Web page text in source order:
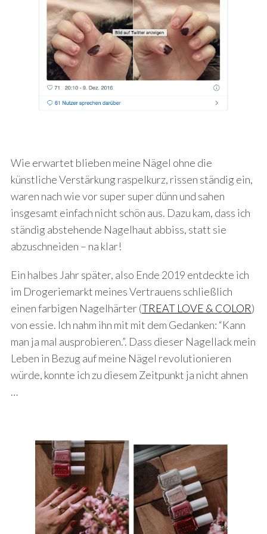
Wie erwartet blieben meine Nägel ohne die
künstliche Verstärkung raspelkurz, rissen ständig ein,
waren nach wie vor super super dünn und sahen
insgesamt einfach nicht schön aus. Dazu kam, dass ich
ständig abstehende Nagelhaut abbiss, statt sie
abzuschneiden – na klar!
Ein halbes Jahr später, also Ende 2019 entdeckte ich
im Drogeriemarkt meines Vertrauens schließlich
einen farbigen Nagelhärter (TREAT LOVE & COLOR)
von essie. Ich nahm ihn mit mit dem Gedanken: “Kann
man ja mal ausprobieren.”. Dass dieser Nagellack mein
Leben in Bezug auf meine Nägel revolutionieren
würde, konnte ich zu diesem Zeitpunkt ja nicht ahnen
…